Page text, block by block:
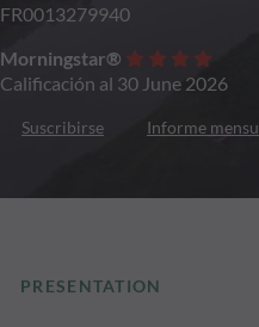
FR0013279940
Morningstar®
Calificación al 30 June 2026
Suscribirse Informe
PRESENTATION